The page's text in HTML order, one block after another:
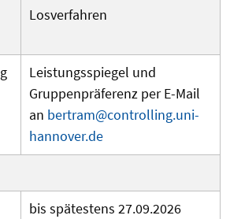
Losverfahren
Leistungsspiegel und
Gruppenpräferenz per E-Mail
an bertram@controlling.uni-
hannover.de
bis spätestens 27.09.2026